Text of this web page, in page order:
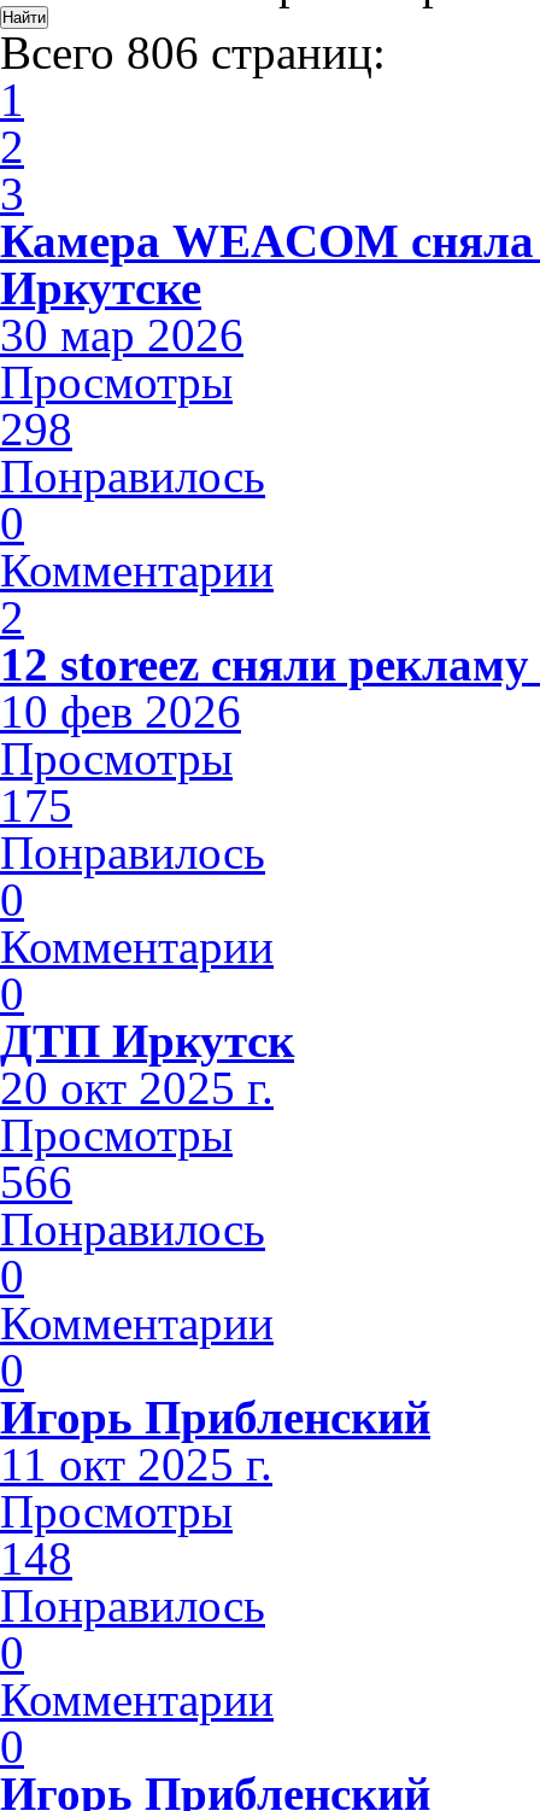
Всего 806 страниц:
1
2
3
Камера WEACOM
Иркутске
30 мар 2026
Просмотры
298
Понравилось
0
Комментарии
2
12 storeez сняли
10 фев 2026
Просмотры
175
Понравилось
0
Комментарии
0
ДТП Иркутск
20 окт 2025 г.
Просмотры
566
Понравилось
0
Комментарии
0
Игорь Прибленский
11 окт 2025 г.
Просмотры
148
Понравилось
0
Комментарии
0
Игорь Прибленский